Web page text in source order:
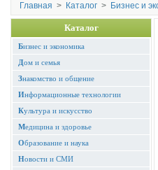
Главная > Каталог > Бизнес и
Каталог
Бизнес и экономика
Дом и семья
Знакомство и общение
Информационные технологии
Культура и искусство
Медицина и здоровье
Образование и наука
Новости и СМИ